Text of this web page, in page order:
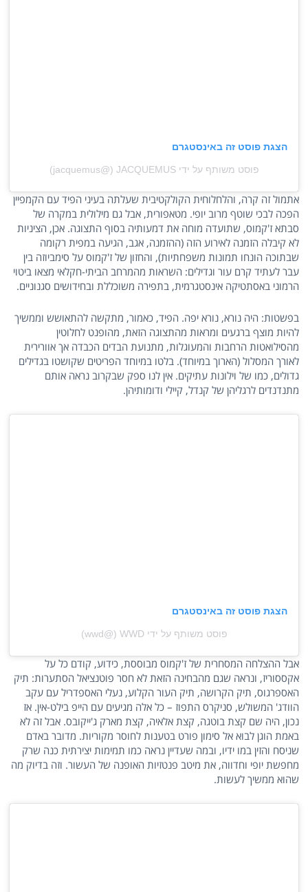
הצגת פוסט זה באינסטגרם
פוסט משותף על ידי ‏‎JACQUEMUS‎‏ (@‏‎jacquemus‎‏)
אתמול זה קרה, והלחלוחית הקולקטיבית שעלתה בעיני הפיד עם הקמפיין
הפכה לבכי שוטף מרוב יופי. מטאפורית, אבל גם מילולית במקרה של
סבתא ז'קמוס, שתועדה מוחה את דמעותיה בסוף התצוגה. אכן, הציניות
לא קיבלה הזמנה לאירוע הזה (ההזמנה, אגב, הגיעה במפית רקומה
שבתוכה הונחו תמונות משפחתיות), והחזון של ז'קמוס על סימביוזה בין
עבר לעתיד קרם עור וגדילים: השראות מהמרחב הביתי-חקלאי מצאו ביטוי
הרמוני באסתטיקה אינסטגרמית, בתפירה משוכללת ובחידושים סגנוניים.
בפשטות: היה נורא, נורא יפה. הפיד, כאמור, מתקשה להתאושש וממשיך
להיות מוצף ברגעים ומראות מהתצוגה הזאת, מהופנט לחלוטין
מהסילואטות הרחבות והמעוגלות, מתנועת הבדים הכבדה אך אוורירית
לאורך המסלול (הארוך במיוחד). בלטו במיוחד הפריטים שקושטו בגדילים
גדולים, כמו של וילונות עתיקים. אין לנו ספק שבקרוב נראה אותם
מתנדנדים לרגליהן של קנדל, קיילי ודומותיהן.
הצגת פוסט זה באינסטגרם
פוסט משותף על ידי ‏‎WWD‎‏ (@‏‎wwd‎‏)
אבל ההצלחה המסחרית של ז'קמוס מבוססת, כידוע, קודם כל על
אקססוריז, ונראה שגם מהבחינה הזאת לא חסר פוטנציאל הסתערות: תיק
האספרגוס, תיק הקרושה, תיק העור הקלוע, נעלי האספדריל עם עקב
הוודג' המשולש, סניקרס התפוז – כל אלה מגיעים עם הייפ בילט-אין. אז
נכון, היה שם קצת בוטגה, קצת אלאיה, קצת מארק ג'ייקובס. אבל זה לא
באמת הוגן לבוא אל סימון פורט בטענות לחוסר מקוריות. מדובר באדם
שניסח והזין במו ידיו, ובמה שעדיין נראה כמו תמימות יצירתית כנה שרק
מחפשת יופי וחדווה, את מיטב פנטזיות האופנה של העשור. וזה בדיוק מה
שהוא ממשיך לעשות.